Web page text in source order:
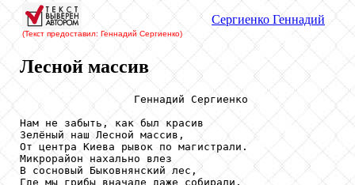
(Текст предоставил: Геннадий Сергиенко)
Сергиенко Геннадий
Лесной массив
                  Геннадий Сергиенко
Нам не забыть, как был красив
Зелёный наш Лесной массив,
От центра Киева рывок по магистрали.
Микрорайон нахально влез
В сосновый Быковнянский лес,
Где мы грибы вначале даже собирали.